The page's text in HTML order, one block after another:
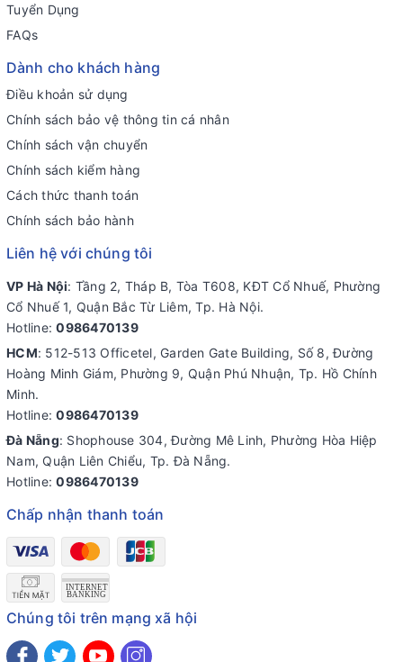
Tuyển Dụng
FAQs
Dành cho khách hàng
Điều khoản sử dụng
Chính sách bảo vệ thông tin cá nhân
Chính sách vận chuyển
Chính sách kiểm hàng
Cách thức thanh toán
Chính sách bảo hành
Liên hệ với chúng tôi
VP Hà Nội: Tầng 2, Tháp B, Tòa T608, KĐT Cổ Nhuế, Phường
Cổ Nhuế 1, Quận Bắc Từ Liêm, Tp. Hà Nội.
Hotline:0986470139
HCM: 512-513 Officetel, Garden Gate Building, Số 8, Đường
Hoàng Minh Giám, Phường 9, Quận Phú Nhuận, Tp. Hồ Chính
Minh.
Hotline:0986470139
Đà Nẵng: Shophouse 304, Đường Mê Linh, Phường Hòa Hiệp
Nam, Quận Liên Chiểu, Tp. Đà Nẵng.
Hotline:0986470139
Chấp nhận thanh toán
Chúng tôi trên mạng xã hội